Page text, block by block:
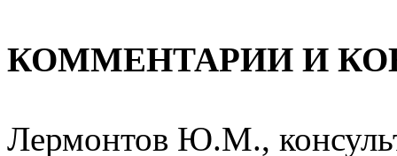
КОММЕНТАРИИ И
Лермонтов Ю.М.,